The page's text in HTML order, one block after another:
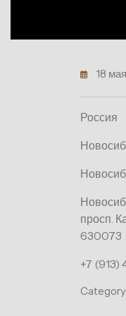
18
Россия
просп.
630073
+7